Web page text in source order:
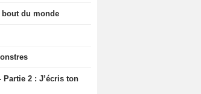
bout du monde
Partie 2 : J’écris ton